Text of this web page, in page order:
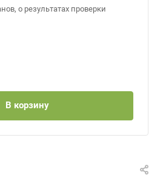
о результатах проверки
В корзину